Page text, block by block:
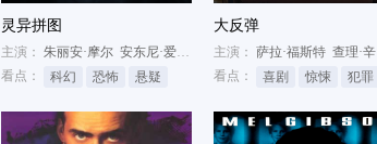
欧玛瑞·哈德威克
灵异拼图
主演： 朱丽安·摩尔 安东尼·爱德华兹
莱纳斯·罗彻
看点：
科幻 恐怖 悬疑
大反弹
主演： 萨拉·福斯特 查理·辛
看点：
喜剧 惊悚 犯罪